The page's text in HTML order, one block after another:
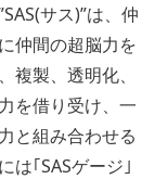
サス)”は、仲
仲間の超脳力を
製、透明化、
を借り受け、一
と組み合わせる
は｢SASゲージ｣